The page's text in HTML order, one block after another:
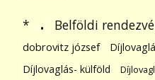
* . Belföldi
dobrovitz józsef
Díjlovaglás- külföld